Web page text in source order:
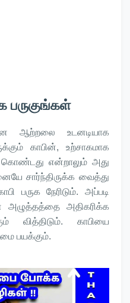
பருகுங்கள்
ஆற்றலை உடனடியாக
காபின், உற்சாகமாக
என்றாலும் அது
சார்ந்திருக்க வைத்து
பருக நேரிடும். அப்படி
அழுத்தத்தை அதிகரிக்க
வித்திடும். காபியை
பயக்கும்.